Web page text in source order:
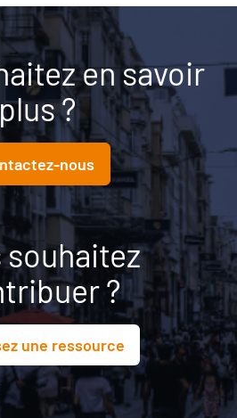
en savoir
?
nous
souhaitez
?
une ressource